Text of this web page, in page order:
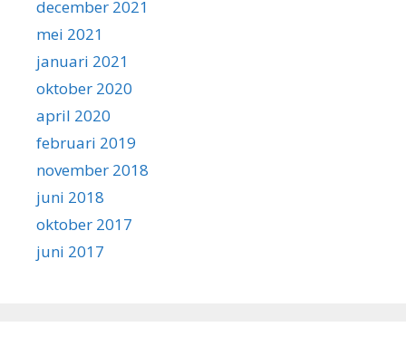
december 2021
mei 2021
januari 2021
oktober 2020
april 2020
februari 2019
november 2018
juni 2018
oktober 2017
juni 2017